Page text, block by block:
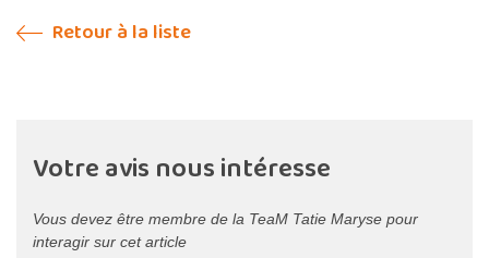
Retour à la liste
Votre avis nous intéresse
Vous devez être membre de la TeaM Tatie Maryse pour
interagir sur cet article